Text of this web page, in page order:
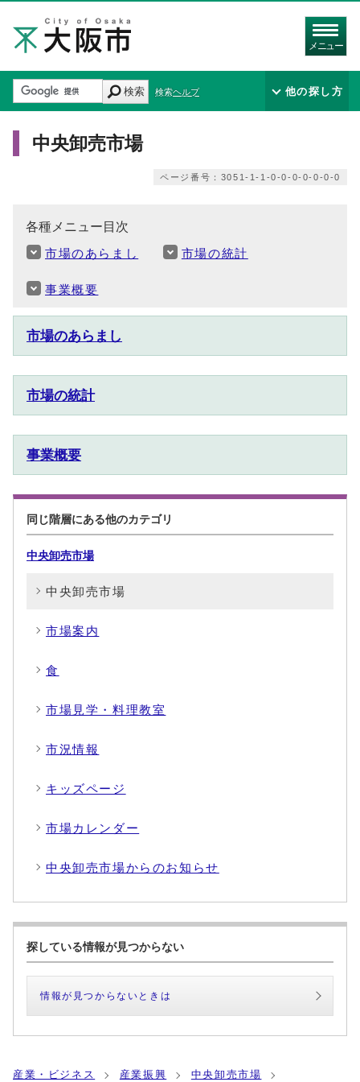
メニュー
検索 検索ヘルプ 他の探し方
中央卸売市場
ページ番号：3051-1-1-0-0-0-0-0-0-0
各種メニュー目次
市場のあらまし 市場の統計
事業概要
市場のあらまし
市場の統計
事業概要
同じ階層にある他のカテゴリ
中央卸売市場
中央卸売市場
市場案内
食
市場見学・料理教室
市況情報
キッズページ
市場カレンダー
中央卸売市場からのお知らせ
探している情報が見つからない
情報が見つからないときは
産業・ビジネス 産業振興 中央卸売市場